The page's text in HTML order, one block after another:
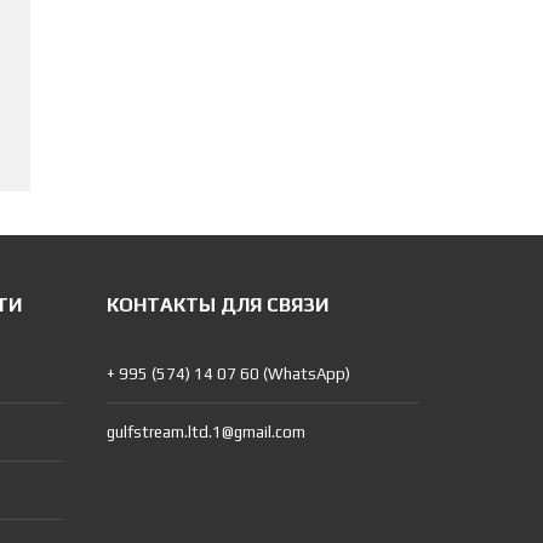
КОНТАКТЫ ДЛЯ СВЯЗИ
+ 995 (574) 14 07 60 (WhatsApp)
gulfstream.ltd.1@gmail.com